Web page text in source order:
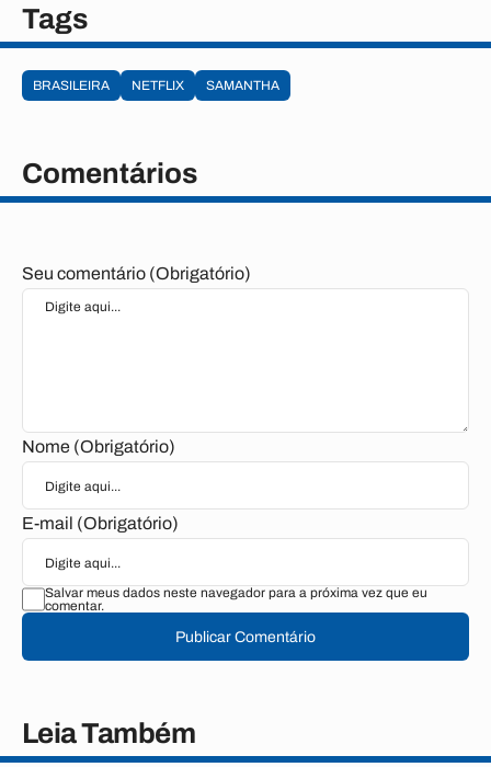
Tags
BRASILEIRA NETFLIX SAMANTHA
Comentários
Seu comentário (Obrigatório)
Nome (Obrigatório)
E-mail (Obrigatório)
Salvar meus dados neste navegador para a próxima vez que eu
comentar.
Publicar Comentário
Leia Também